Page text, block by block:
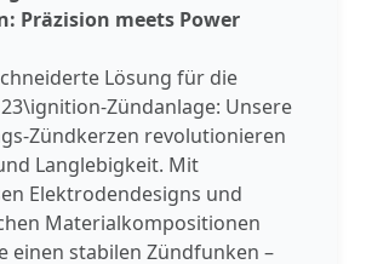
Präzision meets Power
Lösung für die
Zündanlage: Unsere
Zündkerzen revolutionieren
Langlebigkeit. Mit
Elektrodendesigns und
Materialkompositionen
einen stabilen Zündfunken –